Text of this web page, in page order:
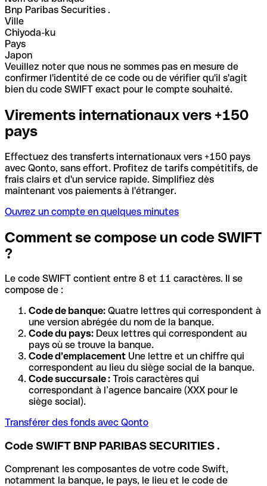
Bnp Paribas Securities .
Ville
Chiyoda-ku
Pays
Japon
Veuillez noter que nous ne sommes pas en mesure de
confirmer l'identité de ce code ou de vérifier qu'il s'agit
bien du code SWIFT exact pour le compte souhaité.
Virements internationaux vers +150
pays
Effectuez des transferts internationaux vers +150 pays
avec Qonto, sans effort. Profitez de tarifs compétitifs, de
frais clairs et d'un service rapide. Simplifiez dès
maintenant vos paiements à l'étranger.
Ouvrez un compte en quelques minutes
Comment se compose un code SWIFT
?
Le code SWIFT contient entre 8 et 11 caractères. Il se
compose de :
Code de banque: Quatre lettres qui correspondent à
une version abrégée du nom de la banque.
Code du pays: Deux lettres qui correspondent au
pays où se trouve la banque.
Code d’emplacement Une lettre et un chiffre qui
correspondent au lieu du siège social de la banque.
Code succursale : Trois caractères qui
correspondant à l’agence bancaire (XXX pour le
siège social).
Transférer des fonds avec Qonto
Code SWIFT BNP PARIBAS SECURITIES .
Comprenant les composantes de votre code Swift,
notamment la banque, le pays, le lieu et le code de